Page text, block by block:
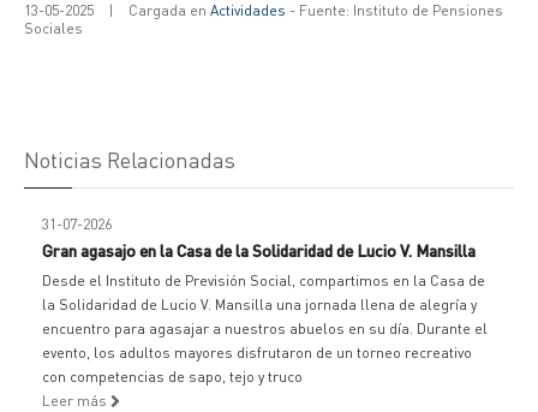
13-05-2025 | Cargada en Actividades - Fuente: Instituto de Pensiones
Sociales
Noticias Relacionadas
31-07-2026
Gran agasajo en la Casa de la Solidaridad de Lucio V. Mansilla
Desde el Instituto de Previsión Social, compartimos en la Casa de
la Solidaridad de Lucio V. Mansilla una jornada llena de alegría y
encuentro para agasajar a nuestros abuelos en su día. Durante el
evento, los adultos mayores disfrutaron de un torneo recreativo
con competencias de sapo, tejo y truco
Leer más